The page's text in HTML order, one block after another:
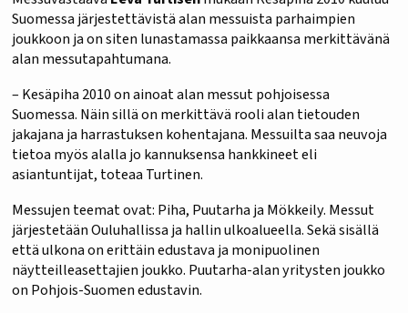
Suomessa järjestettävistä alan messuista parhaimpien
joukkoon ja on siten lunastamassa paikkaansa merkittävänä
alan messutapahtumana.
– Kesäpiha 2010 on ainoat alan messut pohjoisessa
Suomessa. Näin sillä on merkittävä rooli alan tietouden
jakajana ja harrastuksen kohentajana. Messuilta saa neuvoja
tietoa myös alalla jo kannuksensa hankkineet eli
asiantuntijat, toteaa Turtinen.
Messujen teemat ovat: Piha, Puutarha ja Mökkeily. Messut
järjestetään Ouluhallissa ja hallin ulkoalueella. Sekä sisällä
että ulkona on erittäin edustava ja monipuolinen
näytteilleasettajien joukko. Puutarha-alan yritysten joukko
on Pohjois-Suomen edustavin.